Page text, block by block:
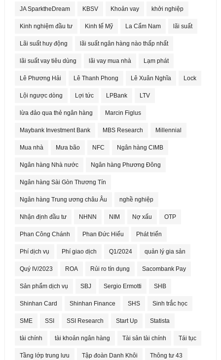
JA SparktheDream KBSV Khoản vay khởi nghiệp
Kinh nghiệm đầu tư Kinh tế Mỹ La Cẩm Nam lãi suất
Lãi suất huy động lãi suất ngân hàng nào thấp nhất
lãi suất vay tiêu dùng lãi vay mua nhà Lạm phát
Lê Phương Hải Lê Thanh Phong Lê Xuân Nghĩa Lock
Lội ngược dòng Lợi tức LPBank LTV
lừa đảo qua thẻ ngân hàng Marcin Figlus
Maybank Investment Bank MBS Research Millennial
Mua nhà Mưa bão NFC Ngân hàng CIMB
Ngân hàng Nhà nước Ngân hàng Phương Đông
Ngân hàng Sài Gòn Thương Tín
Ngân hàng Trung ương châu Âu nghề nghiệp
Nhận định đầu tư NHNN NIM Nợ xấu OTP
Phan Công Chánh Phan Đức Hiếu Phát triển
Phí dịch vụ Phí giao dịch Q1/2024 quản lý gia sản
Quý IV/2023 ROA Rủi ro tín dụng Sacombank Pay
Sản phẩm dịch vụ SBJ Sergio Ermotti SHB
Shinhan Card Shinhan Finance SHS Sinh trắc học
SME SSI SSI Research Start Up Statista
tài chính tài khoản ngân hàng Tài sản tài chính Tái tục
Tầng lớp trung lưu Tập đoàn Danh Khôi Thông tư 43